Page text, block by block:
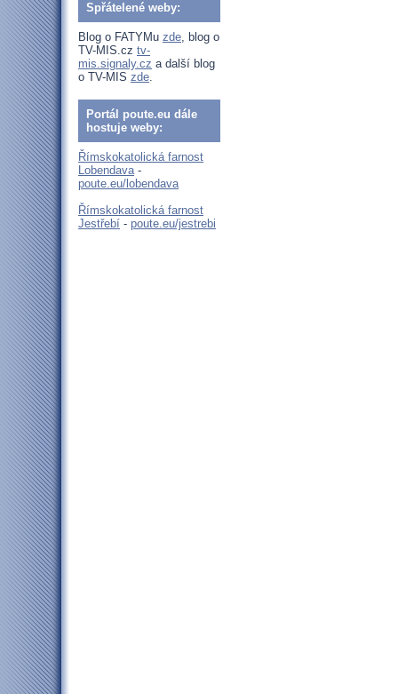
Spřátelené weby:
Blog o FATYMu zde, blog o
TV-MIS.cz tv-
mis.signaly.cz a další blog
o TV-MIS zde.
Portál poute.eu dále
hostuje weby:
Římskokatolická farnost
Lobendava-
poute.eu/lobendava
Římskokatolická farnost
Jestřebí - poute.eu/jestrebi